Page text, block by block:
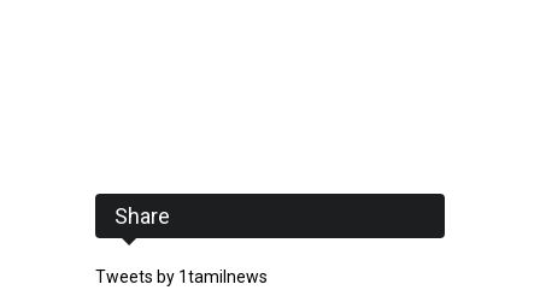
Share
Tweets by 1tamilnews